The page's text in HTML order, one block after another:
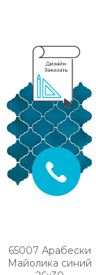
65007 Арабески
Майолика синий